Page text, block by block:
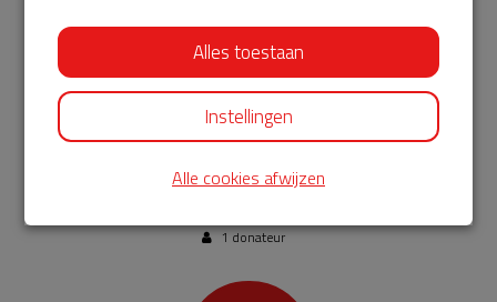
€ 250
doneren
Organiseer een lezing naar eigen keuze
- Dank
Willigen of dr. J. Veldman een lezing naar keuze geven over
1 donateur
Alles toestaan
Instellingen
Alle cookies afwijzen